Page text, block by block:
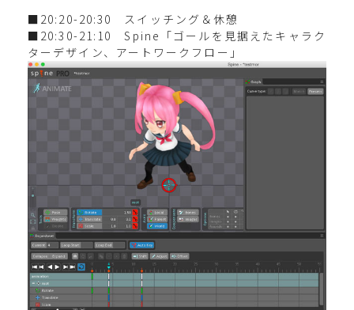
■20:20-20:30 スイッチング＆休憩
■20:30-21:10 Spine「ゴールを見据えたキャラク
ターデザイン、アートワークフロー」